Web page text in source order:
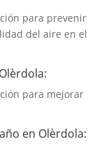
para prevenir
del aire en el
para mejorar
en Olèrdola: